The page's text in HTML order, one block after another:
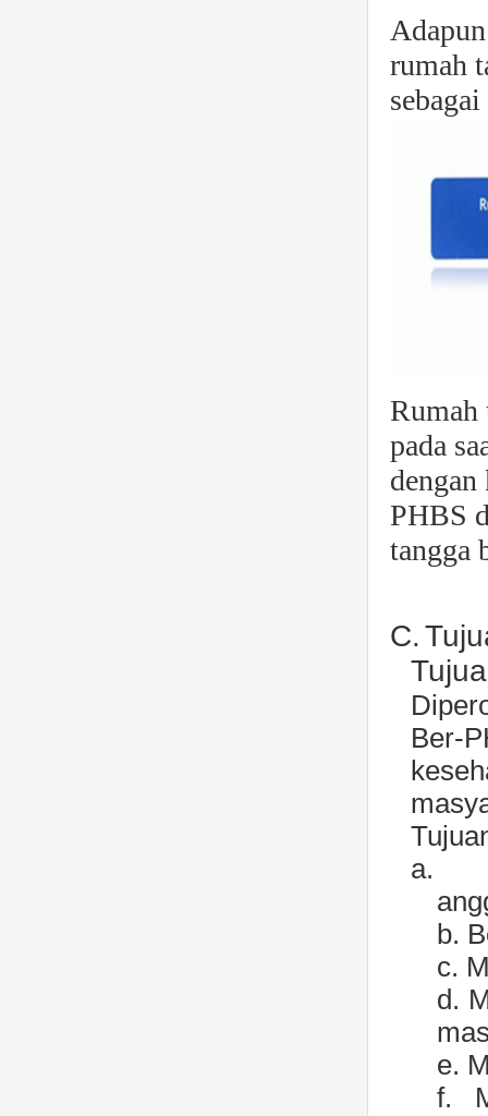
rumah
Rumah
pada
PHBS
tangga
C.
Ber-
a.
b.
c.
d.
e.
f.